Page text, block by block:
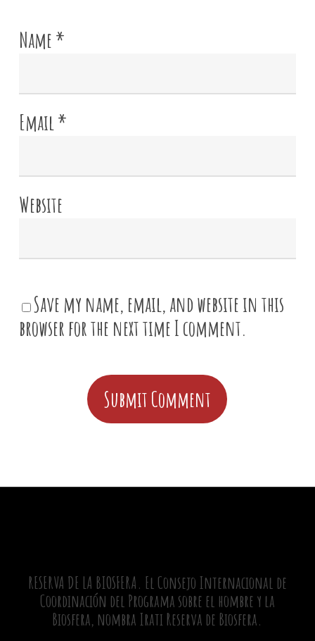
Name*
Email*
Website
Save my name, email, and website in this
browser for the next time I comment.
RESERVA DE LA BIOSFERA. El Consejo Internacional de
Coordinación del Programa sobre el hombre y la
Biosfera, nombra Irati Reserva de Biosfera.